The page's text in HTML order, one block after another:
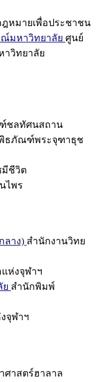
หมายเพื่อประชาชน
ณ์มหาวิทยาลัย ศูนย์
าวิทยาลัย
ชลทัศนสถาน
ธภัณฑ์พระจุฑาธุช
ชีวิต
ไพร
ลาง) สำนักงานวิทย
ห่งจุฬาฯ
ย สำนักพิมพ์
จุฬาฯ
ศาสตร์ฮาลาล